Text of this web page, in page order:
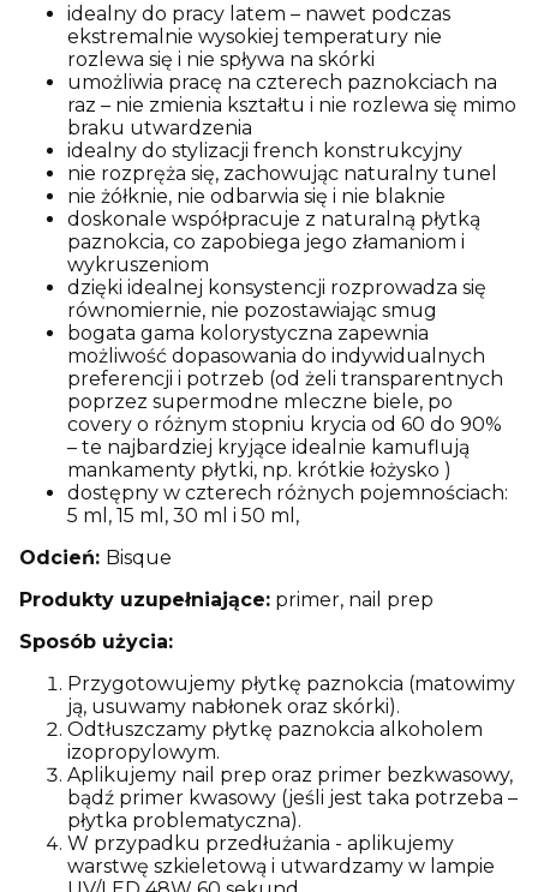
idealny do pracy latem – nawet podczas
ekstremalnie wysokiej temperatury nie
rozlewa się i nie spływa na skórki
umożliwia pracę na czterech paznokciach na
raz – nie zmienia kształtu i nie rozlewa się mimo
braku utwardzenia
idealny do stylizacji french konstrukcyjny
nie rozpręża się, zachowując naturalny tunel
nie żółknie, nie odbarwia się i nie blaknie
doskonale współpracuje z naturalną płytką
paznokcia, co zapobiega jego złamaniom i
wykruszeniom
dzięki idealnej konsystencji rozprowadza się
równomiernie, nie pozostawiając smug
bogata gama kolorystyczna zapewnia
możliwość dopasowania do indywidualnych
preferencji i potrzeb (od żeli transparentnych
poprzez supermodne mleczne biele, po
covery o różnym stopniu krycia od 60 do 90%
– te najbardziej kryjące idealnie kamuflują
mankamenty płytki, np. krótkie łożysko )
dostępny w czterech różnych pojemnościach:
5 ml, 15 ml, 30 ml i 50 ml,
Odcień: Bisque
Produkty uzupełniające: primer, nail prep
Sposób użycia:
Przygotowujemy płytkę paznokcia (matowimy
ją, usuwamy nabłonek oraz skórki).
Odtłuszczamy płytkę paznokcia alkoholem
izopropylowym.
Aplikujemy nail prep oraz primer bezkwasowy,
bądź primer kwasowy (jeśli jest taka potrzeba –
płytka problematyczna).
W przypadku przedłużania - aplikujemy
warstwę szkieletową i utwardzamy w lampie